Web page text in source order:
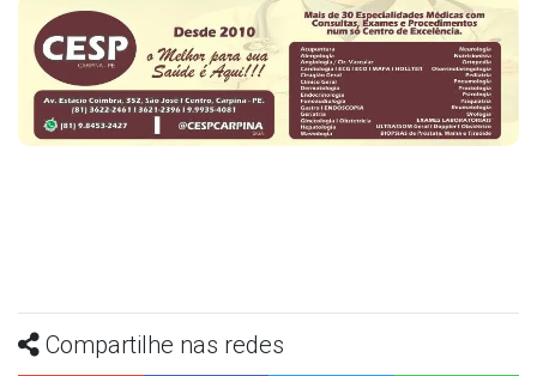
Compartilhe nas redes